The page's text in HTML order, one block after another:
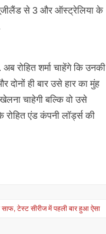
से 3 और ऑस्ट्रेलिया के
रोहित शर्मा चाहेंगे कि उनकी
दोनों ही बार उसे हार का मुंह
चाहेगी बल्कि वो उसे
रोहित एंड कंपनी लॉर्ड्स की
साफ, टेस्ट सीरीज में पहली बार हुआ ऐसा